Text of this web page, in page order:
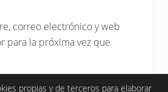
correo electrónico y web
para la próxima vez que
propias y de terceros para elaborar